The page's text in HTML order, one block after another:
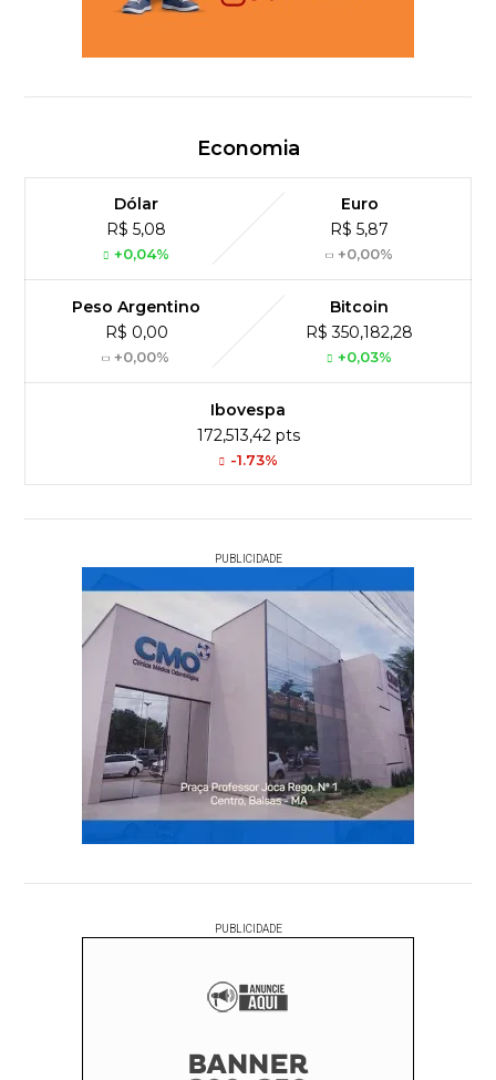
Economia
Dólar
R$ 5,08
+0,04%
Euro
R$ 5,87
+0,00%
Peso Argentino
R$ 0,00
+0,00%
Bitcoin
R$ 350,182,28
+0,03%
Ibovespa
172,513,42 pts
-1.73%
PUBLICIDADE
PUBLICIDADE